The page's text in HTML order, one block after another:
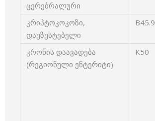
ცერებრალური
კრიპტოკოკოზი,
დაუზუსტებელი
B45.9
კრონის დაავადება
(რეგიონული ენტერიტი)
K50